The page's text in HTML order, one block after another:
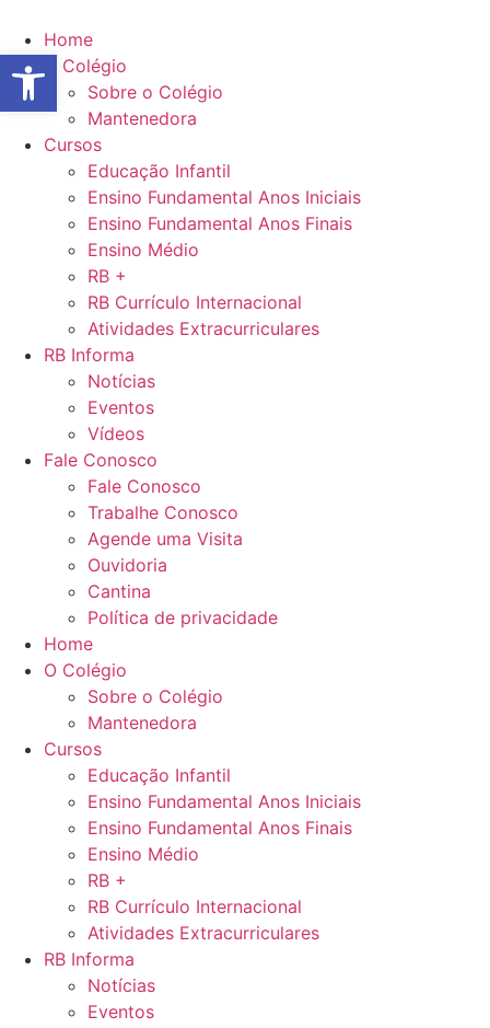
para
conteúdo
Home
O Colégio
Sobre o Colégio
Mantenedora
Cursos
Educação Infantil
Ensino Fundamental Anos Iniciais
Ensino Fundamental Anos Finais
Ensino Médio
RB +
RB Currículo Internacional
Atividades Extracurriculares
RB Informa
Notícias
Eventos
Vídeos
Fale Conosco
Fale Conosco
Trabalhe Conosco
Agende uma Visita
Ouvidoria
Cantina
Política de privacidade
Home
O Colégio
Sobre o Colégio
Mantenedora
Cursos
Educação Infantil
Ensino Fundamental Anos Iniciais
Ensino Fundamental Anos Finais
Ensino Médio
RB +
RB Currículo Internacional
Atividades Extracurriculares
RB Informa
Notícias
Eventos
Abrir a barra de ferramentas